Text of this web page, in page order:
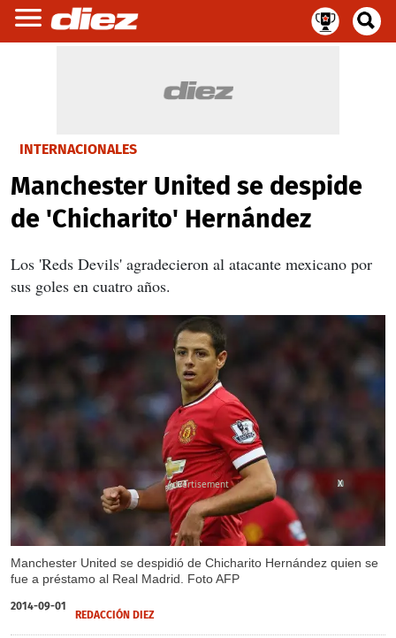
INTERNACIONALES
Manchester United se despide
de 'Chicharito' Hernández
Los 'Reds Devils' agradecieron al atacante mexicano por
sus goles en cuatro años.
Manchester United se despidió de Chicharito Hernández quien se
fue a préstamo al Real Madrid. Foto AFP
X
2014-09-01
REDACCIÓN DIEZ